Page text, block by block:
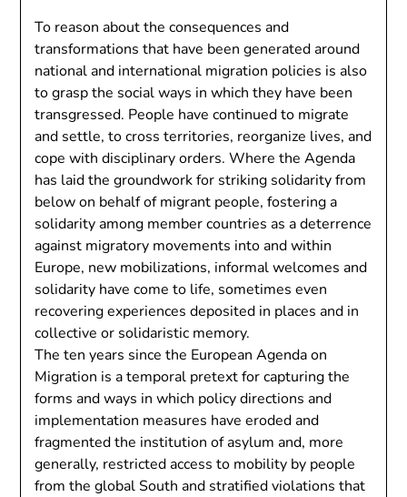
To reason about the consequences and
transformations that have been generated around
national and international migration policies is also
to grasp the social ways in which they have been
transgressed. People have continued to migrate
and settle, to cross territories, reorganize lives, and
cope with disciplinary orders. Where the Agenda
has laid the groundwork for striking solidarity from
below on behalf of migrant people, fostering a
solidarity among member countries as a deterrence
against migratory movements into and within
Europe, new mobilizations, informal welcomes and
solidarity have come to life, sometimes even
recovering experiences deposited in places and in
collective or solidaristic memory.
The ten years since the European Agenda on
Migration is a temporal pretext for capturing the
forms and ways in which policy directions and
implementation measures have eroded and
fragmented the institution of asylum and, more
generally, restricted access to mobility by people
from the global South and stratified violations that